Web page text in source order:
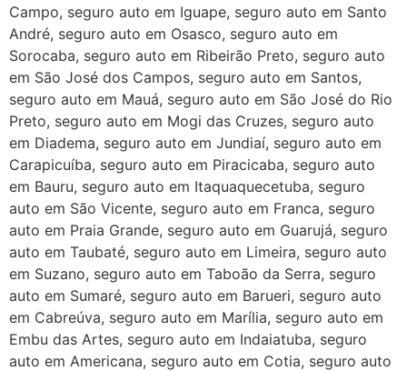
Campo, seguro auto em Iguape, seguro auto em Santo
André, seguro auto em Osasco, seguro auto em
Sorocaba, seguro auto em Ribeirão Preto, seguro auto
em São José dos Campos, seguro auto em Santos,
seguro auto em Mauá, seguro auto em São José do Rio
Preto, seguro auto em Mogi das Cruzes, seguro auto
em Diadema, seguro auto em Jundiaí, seguro auto em
Carapicuíba, seguro auto em Piracicaba, seguro auto
em Bauru, seguro auto em Itaquaquecetuba, seguro
auto em São Vicente, seguro auto em Franca, seguro
auto em Praia Grande, seguro auto em Guarujá, seguro
auto em Taubaté, seguro auto em Limeira, seguro auto
em Suzano, seguro auto em Taboão da Serra, seguro
auto em Sumaré, seguro auto em Barueri, seguro auto
em Cabreúva, seguro auto em Marília, seguro auto em
Embu das Artes, seguro auto em Indaiatuba, seguro
auto em Americana, seguro auto em Cotia, seguro auto